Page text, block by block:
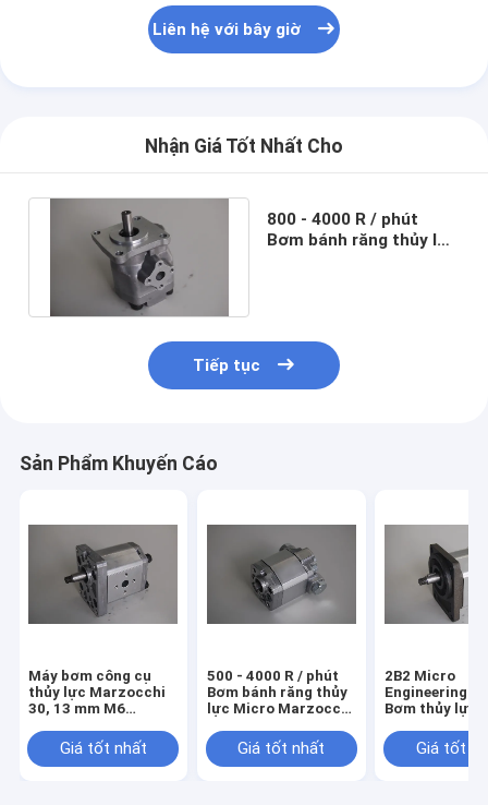
Liên hệ với bây giờ
Nhận Giá Tốt Nhất Cho
800 - 4000 R / phút
Bơm bánh răng thủy lực
Tiếp tục
Sản Phẩm Khuyến Cáo
Máy bơm công cụ
thủy lực Marzocchi
30, 13 mm M6
nghiệp BHP280-D-4
Giá tốt nhất
500 - 4000 R / phút
Bơm bánh răng thủy
lực Micro Marzocchi
Giá tốt nhất
2B2 Micro
Engineering
Bơm thủy lực
Giá tốt